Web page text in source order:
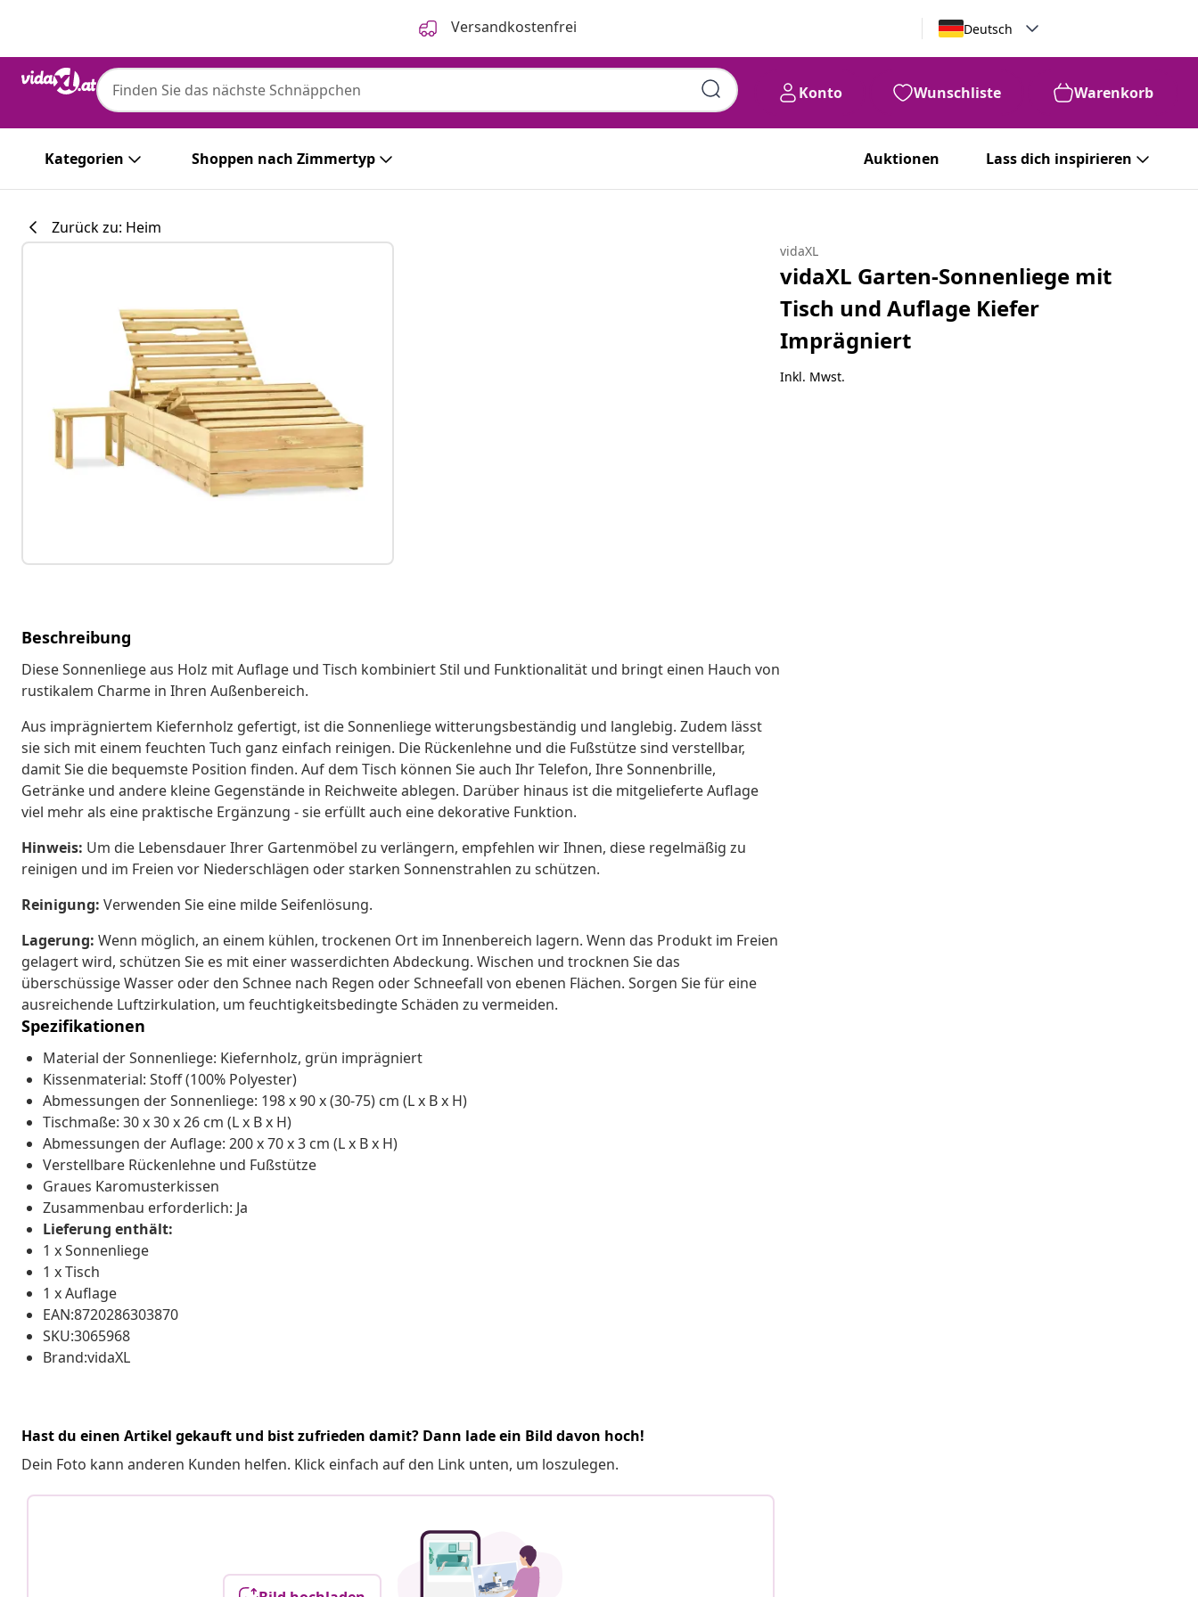
Versandkostenfrei Deutsch
Konto Wunschliste Warenkorb
Kategorien Shoppen nach Zimmertyp Auktionen Lass dich inspirieren
vidaXL
Zurück zu: Heim
Beschreibung
Diese Sonnenliege aus Holz mit Auflage und Tisch kombiniert Stil und Funktionalität und bringt einen Hauch von
rustikalem Charme in Ihren Außenbereich.
Aus imprägniertem Kiefernholz gefertigt, ist die Sonnenliege witterungsbeständig und langlebig. Zudem lässt
sie sich mit einem feuchten Tuch ganz einfach reinigen. Die Rückenlehne und die Fußstütze sind verstellbar,
damit Sie die bequemste Position finden. Auf dem Tisch können Sie auch Ihr Telefon, Ihre Sonnenbrille,
Getränke und andere kleine Gegenstände in Reichweite ablegen. Darüber hinaus ist die mitgelieferte Auflage
viel mehr als eine praktische Ergänzung - sie erfüllt auch eine dekorative Funktion.
Hinweis: Um die Lebensdauer Ihrer Gartenmöbel zu verlängern, empfehlen wir Ihnen, diese regelmäßig zu
reinigen und im Freien vor Niederschlägen oder starken Sonnenstrahlen zu schützen.
Reinigung: Verwenden Sie eine milde Seifenlösung.
Lagerung: Wenn möglich, an einem kühlen, trockenen Ort im Innenbereich lagern. Wenn das Produkt im Freien
gelagert wird, schützen Sie es mit einer wasserdichten Abdeckung. Wischen und trocknen Sie das
überschüssige Wasser oder den Schnee nach Regen oder Schneefall von ebenen Flächen. Sorgen Sie für eine
ausreichende Luftzirkulation, um feuchtigkeitsbedingte Schäden zu vermeiden.
Spezifikationen
Material der Sonnenliege: Kiefernholz, grün imprägniert
Kissenmaterial: Stoff (100% Polyester)
Abmessungen der Sonnenliege: 198 x 90 x (30-75) cm (L x B x H)
Tischmaße: 30 x 30 x 26 cm (L x B x H)
Abmessungen der Auflage: 200 x 70 x 3 cm (L x B x H)
Verstellbare Rückenlehne und Fußstütze
Graues Karomusterkissen
Zusammenbau erforderlich: Ja
Lieferung enthält:
1 x Sonnenliege
1 x Tisch
1 x Auflage
EAN:8720286303870
SKU:3065968
Brand:vidaXL
Hast du einen Artikel gekauft und bist zufrieden damit? Dann lade ein Bild davon hoch!
Dein Foto kann anderen Kunden helfen. Klick einfach auf den Link unten, um loszulegen.
vidaXL
vidaXL Garten-Sonnenliege mit
Tisch und Auflage Kiefer
Imprägniert
Inkl. Mwst.